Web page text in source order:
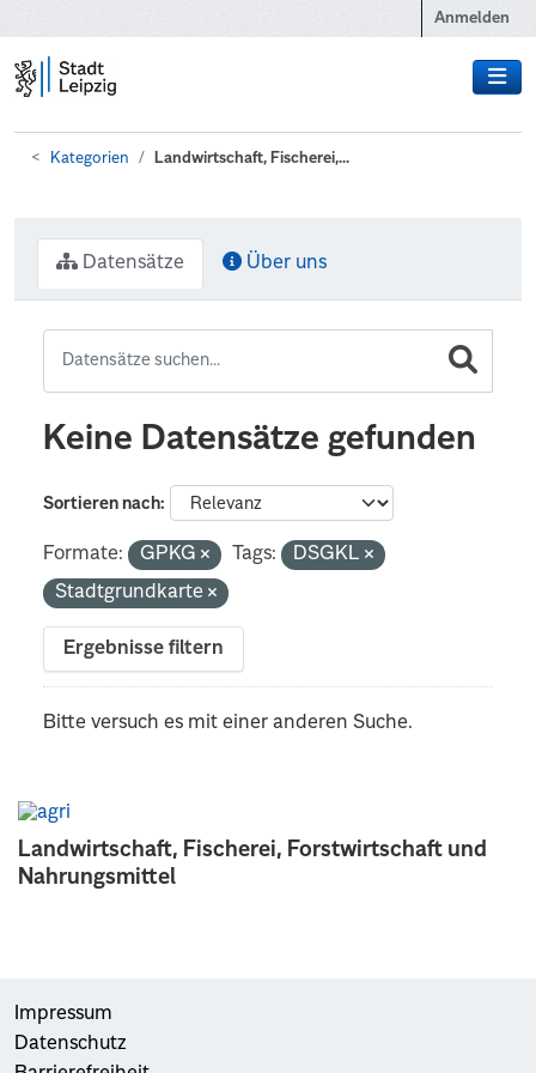
Anmelden
Kategorien Landwirtschaft, Fischerei,...
Landwirtschaft, Fischerei, Forstwirtschaft und
Nahrungsmittel
Datensätze Über uns
Keine Datensätze gefunden
Sortieren nach
Formate: GPKG Tags:
DSGKL
Stadtgrundkarte
Ergebnisse filtern
Bitte versuch es mit einer anderen Suche.
Impressum
Datenschutz